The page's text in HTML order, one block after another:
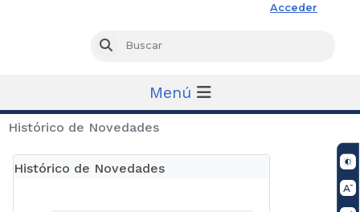
Acceder
Buscar
Menú
Histórico de Novedades
Histórico de Novedades